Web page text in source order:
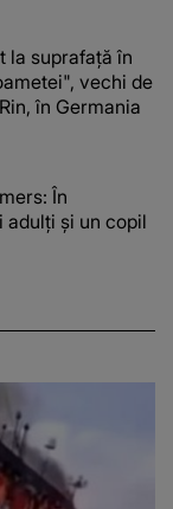
la suprafață în
vechi de
în Germania
În
adulți și un copil